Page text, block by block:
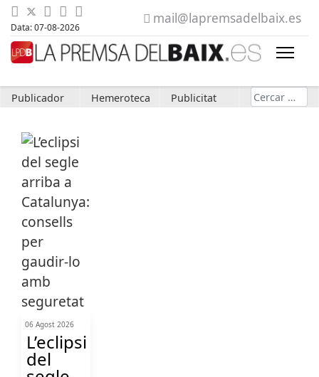
Data: 07-08-2026
mail@lapremsadelbaix.es
Publicador Hemeroteca Publicitat Cerca
06 Agost 2026
L’eclipsi
del